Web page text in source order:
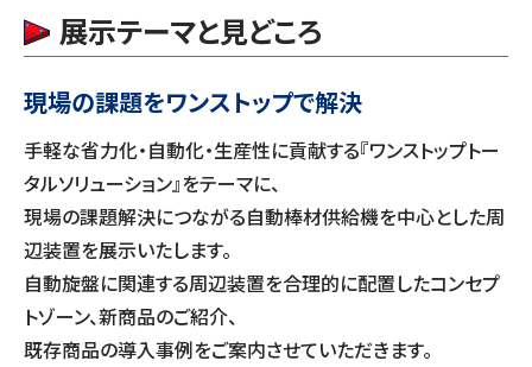
展示テーマと見どころ
現場の課題をワンストップで解決
手軽な省力化・自動化・生産性に貢献する『ワンストップトー
タルソリューション』をテーマに、
現場の課題解決につながる自動棒材供給機を中心とした周
辺装置を展示いたします。
自動旋盤に関連する周辺装置を合理的に配置したコンセプ
トゾーン、新商品のご紹介、
既存商品の導入事例をご案内させていただきます。